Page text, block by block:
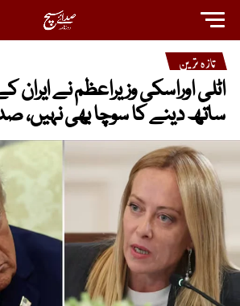
تازہ ترین
اٹلی اوراسکی وزیراعظم نے
ساتھ دینے کا سوچا بھی نہیں،